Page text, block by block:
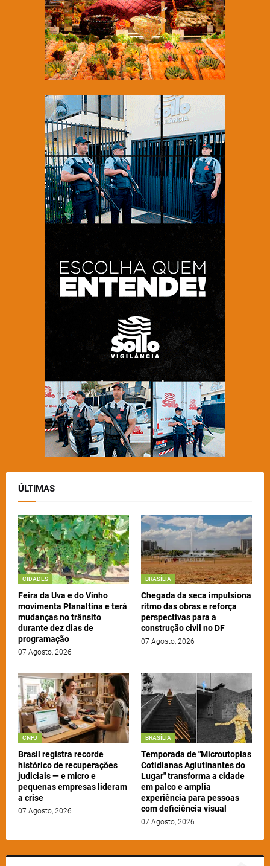
ÚLTIMAS
CIDADES
Feira da Uva e do Vinho
movimenta Planaltina e terá
mudanças no trânsito
durante dez dias de
programação
07 Agosto, 2026
BRASÍLIA
Chegada da seca impulsiona
ritmo das obras e reforça
perspectivas para a
construção civil no DF
07 Agosto, 2026
CNPJ
Brasil registra recorde
histórico de recuperações
judiciais — e micro e
pequenas empresas lideram
a crise
07 Agosto, 2026
BRASÍLIA
Temporada de "Microutopias
Cotidianas Aglutinantes do
Lugar" transforma a cidade
em palco e amplia
experiência para pessoas
com deficiência visual
07 Agosto, 2026